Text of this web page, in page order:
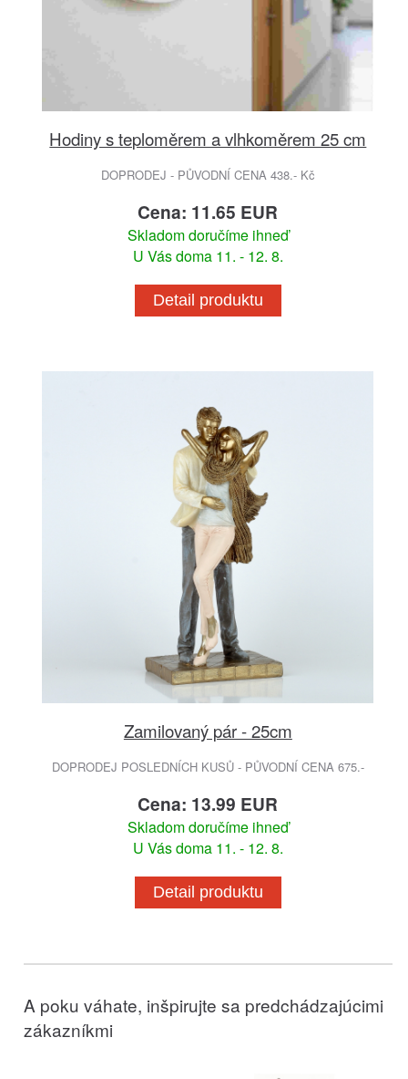
Hodiny s teploměrem a vlhkoměrem 25 cm
DOPRODEJ - PŮVODNÍ CENA 438.- Kč
Cena: 11.65 EUR
Skladom doručíme ihneď
U Vás doma 11. - 12. 8.
Detail produktu
Zamilovaný pár - 25cm
DOPRODEJ POSLEDNÍCH KUSŮ - PŮVODNÍ CENA 675.-
Cena: 13.99 EUR
Skladom doručíme ihneď
U Vás doma 11. - 12. 8.
Detail produktu
A poku váhate, inšpirujte sa predchádzajúcimi
zákazníkmi